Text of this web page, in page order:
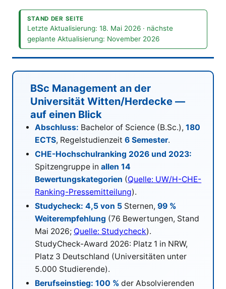
STAND DER SEITE
Letzte Aktualisierung: 18. Mai 2026· nächste
geplante Aktualisierung: November 2026
BSc Management an der
Universität Witten/Herdecke —
auf einen Blick
Abschluss: Bachelor of Science (B.Sc.),180
ECTS, Regelstudienzeit6 Semester.
CHE-Hochschulranking 2026 und 2023:
Spitzengruppe inallen 14
Bewertungskategorien (Quelle: UW/H-CHE-
Ranking-Pressemitteilung).
Studycheck: 4,5 von 5 Sternen,99 %
Weiterempfehlung (76 Bewertungen, Stand
Mai 2026; Quelle: Studycheck).
StudyCheck-Award 2026: Platz 1 in NRW,
Platz 3 Deutschland (Universitäten unter
5.000 Studierende).
Berufseinstieg: 100 % der Absolvierenden